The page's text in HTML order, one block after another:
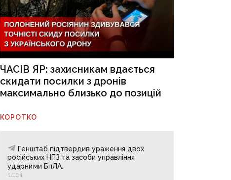
ЧАСІВ ЯР: захисникам вдається
скидати посилки з дронів
максимально близько до позицій
КОРОТКО
Генштаб підтвердив ураження двох
російських НПЗ та засоби управління
ударними БпЛА.
14:01